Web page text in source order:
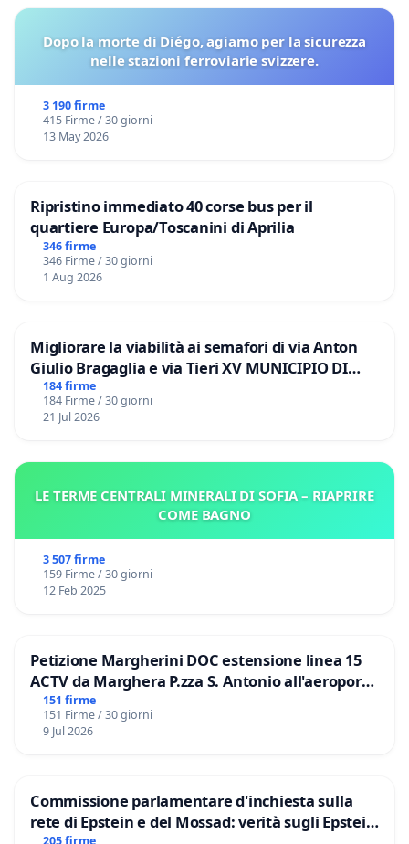
Dopo la morte di Diégo, agiamo per la sicurezza
nelle stazioni ferroviarie svizzere.
3 190 firme
415 Firme / 30 giorni
13 May 2026
Ripristino immediato 40 corse bus per il
quartiere Europa/Toscanini di Aprilia
346 firme
346 Firme / 30 giorni
1 Aug 2026
Migliorare la viabilità ai semafori di via Anton
Giulio Bragaglia e via Tieri XV MUNICIPIO DI
ROMA
184 firme
184 Firme / 30 giorni
21 Jul 2026
LE TERME CENTRALI MINERALI DI SOFIA – RIAPRIRE
COME BAGNO
3 507 firme
159 Firme / 30 giorni
12 Feb 2025
Petizione Margherini DOC estensione linea 15
ACTV da Marghera P.zza S. Antonio all'aeroporto
Marco Polo tariffa a € 1,50
151 firme
151 Firme / 30 giorni
9 Jul 2026
Commissione parlamentare d'inchiesta sulla
rete di Epstein e del Mossad: verità sugli Epstein